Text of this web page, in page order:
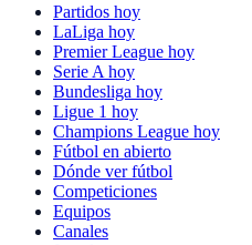
Partidos hoy
LaLiga hoy
Premier League hoy
Serie A hoy
Bundesliga hoy
Ligue 1 hoy
Champions League hoy
Fútbol en abierto
Dónde ver fútbol
Competiciones
Equipos
Canales